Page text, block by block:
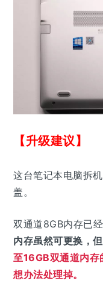
【升级建议】
这台笔记本电脑拆
盖。
双通道8GB内存已
内存虽然可更换，
至16GB双通道内
想办法处理掉。